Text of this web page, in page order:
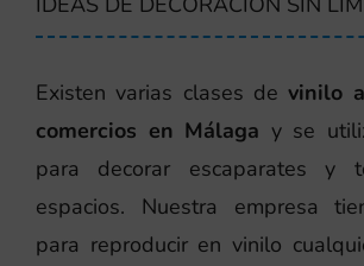
Existen varias clases devinilo
comercios en Málaga y se
para decorar escaparates y
espacios. Nuestra empresa
para reproducir en vinilo